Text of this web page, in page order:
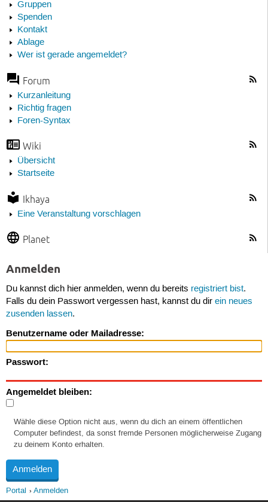
Gruppen
Spenden
Kontakt
Ablage
Wer ist gerade angemeldet?
Forum
Kurzanleitung
Richtig fragen
Foren-Syntax
Wiki
Übersicht
Startseite
Ikhaya
Eine Veranstaltung vorschlagen
Planet
Anmelden
Du kannst dich hier anmelden, wenn du bereits registriert bist.
Falls du dein Passwort vergessen hast, kannst du dir ein neues
zusenden lassen.
Benutzername oder Mailadresse:
Passwort:
Angemeldet bleiben:
Wähle diese Option nicht aus, wenn du dich an einem öffentlichen
Computer befindest, da sonst fremde Personen möglicherweise Zugang
zu deinem Konto erhalten.
Portal Anmelden